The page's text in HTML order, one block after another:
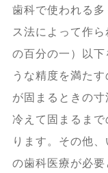
歯科で使われる
ス法によって作
の百分の一）以
うな精度を満た
が固まるときの
冷えて固まるま
ります。その他
の歯科医療が必